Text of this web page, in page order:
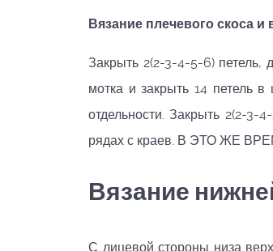
Вязание плечевого скоса
Закрыть 2(2-3-4-5-6) петель,
мотка и закрыть 14 петель
отдельности. Закрыть 2(2-
рядах с краев. В ЭТО ЖЕ
Вязание
С лицевой стороны низа